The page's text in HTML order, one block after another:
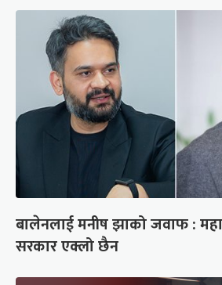
बालेनलाई मनीष झाको जवाफ :
सरकार एक्लो छैन